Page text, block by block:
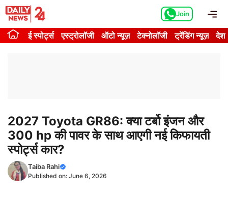
Skip
content
Join
ई स्पोर्ट्स एस्ट्रोलॉजी ऑटो न्यूज़ टेक्नोलॉजी ट्रेंडिंग न्यूज़ देश
2027 Toyota GR86: क्या टर्बो इंजन और
300 hp की पावर के साथ आएगी नई किफायती
स्पोर्ट्स कार?
Taiba Rahi
Published on: June 6, 2026